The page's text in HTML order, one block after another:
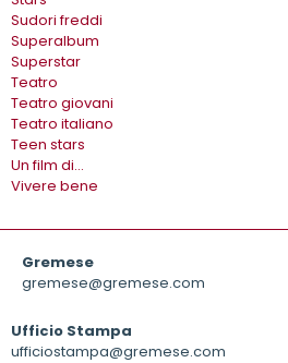
Sudori freddi
Superalbum
Superstar
Teatro
Teatro giovani
Teatro italiano
Teen stars
Un film di…
Vivere bene
Gremese
gremese@gremese.com
Ufficio Stampa
ufficiostampa@gremese.com